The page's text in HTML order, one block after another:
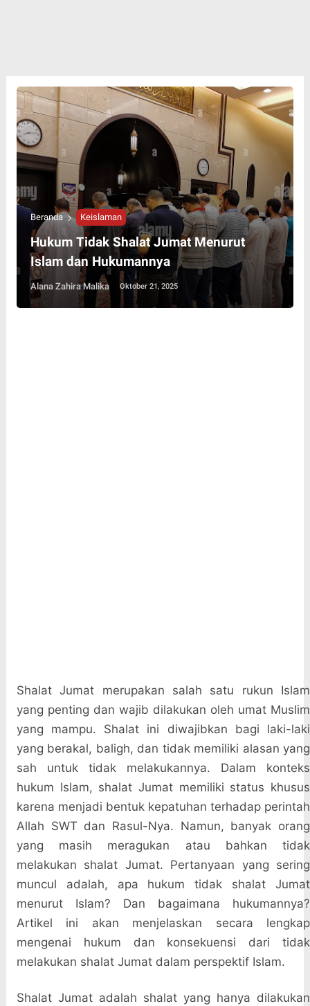
Beranda Keislaman
Hukum Tidak Shalat Jumat Menurut
Islam dan Hukumannya
Alana Zahira Malika Oktober 21, 2025
Shalat Jumat merupakan salah satu rukun Islam
yang penting dan wajib dilakukan oleh umat Muslim
yang mampu. Shalat ini diwajibkan bagi laki-laki
yang berakal, baligh, dan tidak memiliki alasan yang
sah untuk tidak melakukannya. Dalam konteks
hukum Islam, shalat Jumat memiliki status khusus
karena menjadi bentuk kepatuhan terhadap perintah
Allah SWT dan Rasul-Nya. Namun, banyak orang
yang masih meragukan atau bahkan tidak
melakukan shalat Jumat. Pertanyaan yang sering
muncul adalah, apa hukum tidak shalat Jumat
menurut Islam? Dan bagaimana hukumannya?
Artikel ini akan menjelaskan secara lengkap
mengenai hukum dan konsekuensi dari tidak
melakukan shalat Jumat dalam perspektif Islam.
Shalat Jumat adalah shalat yang hanya dilakukan